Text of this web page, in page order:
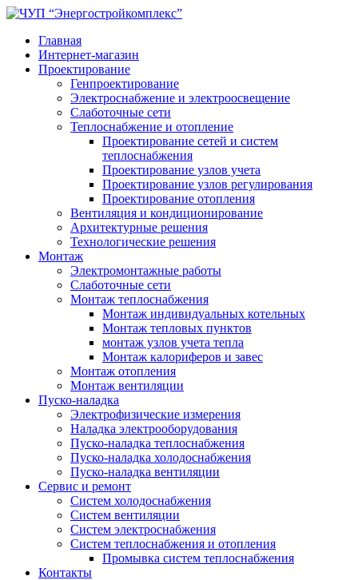
Главная
Интернет-магазин
Проектирование
Генпроектирование
Электроснабжение и электроосвещение
Слаботочные сети
Теплоснабжение и отопление
Проектирование сетей и систем
теплоснабжения
Проектирование узлов учета
Проектирование узлов регулирования
Проектирование отопления
Вентиляция и кондиционирование
Архитектурные решения
Технологические решения
Монтаж
Электромонтажные работы
Слаботочные сети
Монтаж теплоснабжения
Монтаж индивидуальных котельных
Монтаж тепловых пунктов
монтаж узлов учета тепла
Монтаж калориферов и завес
Монтаж отопления
Монтаж вентиляции
Пуско-наладка
Электрофизические измерения
Наладка электрооборудования
Пуско-наладка теплоснабжения
Пуско-наладка холодоснабжения
Пуско-наладка вентиляции
Сервис и ремонт
Систем холодоснабжения
Систем вентиляции
Систем электроснабжения
Систем теплоснабжения и отопления
Промывка систем теплоснабжения
Контакты